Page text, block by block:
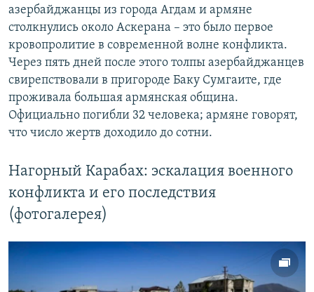
азербайджанцы из города Агдам и армяне
столкнулись около Аскерана – это было первое
кровопролитие в современной волне конфликта.
Через пять дней после этого толпы азербайджанцев
свирепствовали в пригороде Баку Сумгаите, где
проживала большая армянская община.
Официально погибли 32 человека; армяне говорят,
что число жертв доходило до сотни.
Нагорный Карабах: эскалация военного
конфликта и его последствия
(фотогалерея)